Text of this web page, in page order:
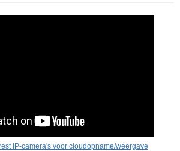
IP-camera's voor cloudopname/weergave